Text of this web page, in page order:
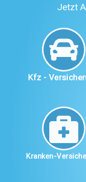
Jetzt
Kfz -
Kranken-